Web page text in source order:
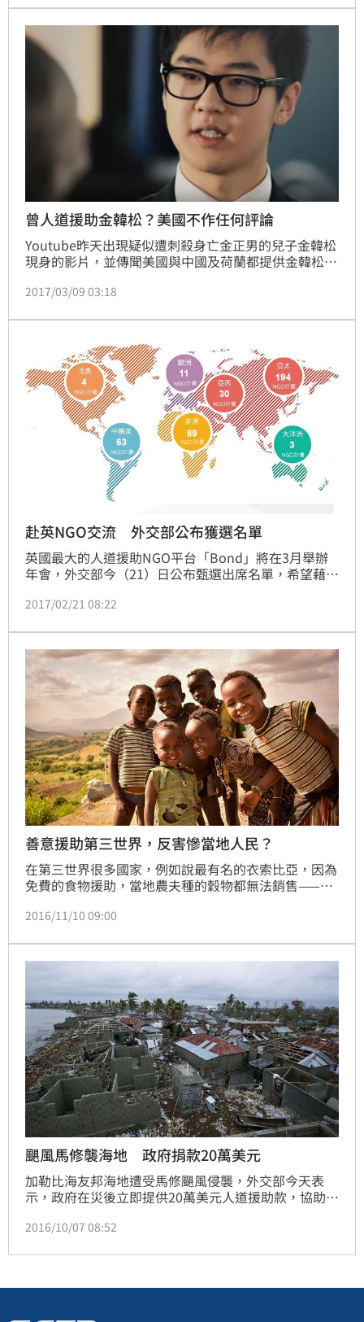
8400萬台幣的補助款。
曾人道援助金韓松？美國不作任何評論
Youtube昨天出現疑似遭刺殺身亡金正男的兒子金韓松
現身的影片，並傳聞美國與中國及荷蘭都提供金韓松緊
評論。
2017/03/09 03:18
赴英NGO交流 外交部公布獲選名單
英國最大的人道援助NGO平台「Bond」將在3月舉辦
年會，外交部今（21）日公布甄選出席名單，希望藉此
圖心。
2017/02/21 08:22
善意援助第三世界，反害慘當地人民？
在第三世界很多國家，例如說最有名的衣索比亞，因為
免費的食物援助，當地農夫種的穀物都無法銷售——既
宜的食物從歐美或第一世界國家運往第三世界，讓當地
爭，許多農夫因此失業或失去收入。
2016/11/10 09:00
颶風馬修襲海地 政府捐款20萬美元
加勒比海友邦海地遭受馬修颶風侵襲，外交部今天表
示，政府在災後立即提供20萬美元人道援助款，協助海
府表達關懷之意。
2016/10/07 08:52